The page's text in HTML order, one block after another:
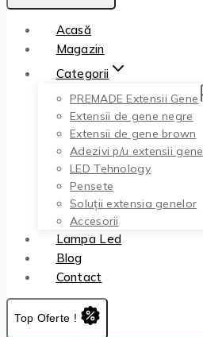
Acasă
Magazin
Categorii
PREMADE Extensii Gene
Extensii de gene negre
Extensii de gene brown
Adezivi p/u extensii gene
LED Tehnology
Pensete
Soluții extensia genelor
Accesorii
Lampa Led
Blog
Contact
Top Oferte !